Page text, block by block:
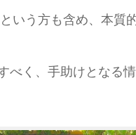
いう方も含め、本
べく、手助けとなる情